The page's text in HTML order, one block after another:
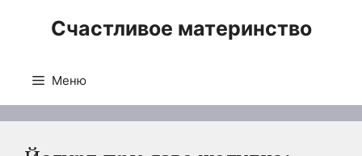
Счастливое материнство
Меню